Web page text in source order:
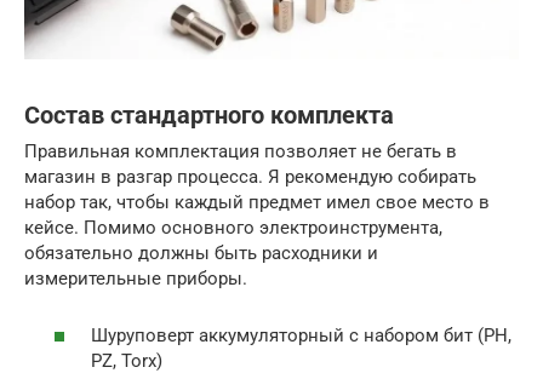
Состав стандартного комплекта
Правильная комплектация позволяет не бегать в
магазин в разгар процесса. Я рекомендую собирать
набор так, чтобы каждый предмет имел свое место в
кейсе. Помимо основного электроинструмента,
обязательно должны быть расходники и
измерительные приборы.
Шуруповерт аккумуляторный с набором бит (PH,
PZ, Torx)